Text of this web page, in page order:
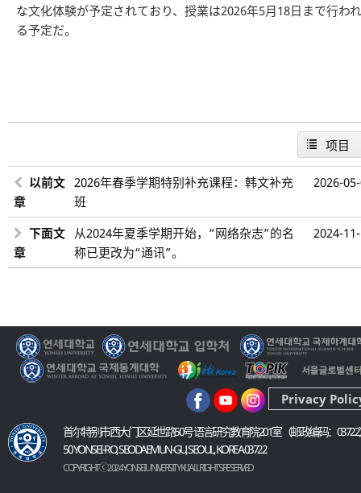
な文化体験が予定されており、授業は2026年5月18日まで行われ
る予定だ。
项目
以前文
章
2026年春季学期特别补充课程：韩文补充
班
2026-
下面文
章
从2024年夏季学期开始，“网络杂志”的名
称已更改为“通讯”。
2024-
首尔特别市西大门区延世路50号 语言研究教育院201室（邮政编码：
50 YONSEI-RO, SEODAEMUN-GU, SEOUL, KOREA 03722
COPYRIGHT ⓒ 2024 YONSEI UNIVERSITY KLI. ALL RIGHTS RESERVED
Privacy